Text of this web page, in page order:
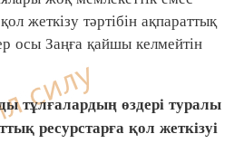
жеткізу тәртібін ақпараттық
осы Заңға қайшы келмейтін
тұлғалардың өздері туралы
ресурстарға қол жеткізуі